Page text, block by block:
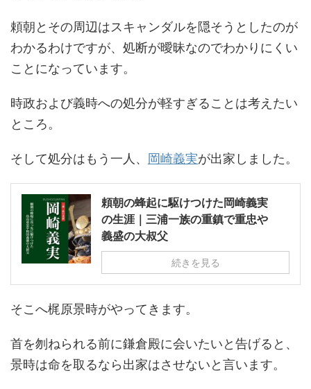
頼朝とその周辺はスキャンダルを隠そうとしたのが
わかるわけですが、処断が曖昧なのでわかりにくい
ことになっています。
時政および義時への処分が軽すぎることは考えたい
ところ。
そして処分はもう一人、 岡崎義実が出家しました。
頼朝の蜂起に駆けつけた岡崎義実
の生涯｜三浦一族の重鎮で重忠や
義盛の大叔父
続きを見る
そこへ梶原景時がやってきます。
首を刎ねられる前に鎌倉殿に会いたいと告げると、
景時は命を取るなら出家はさせないと言います。